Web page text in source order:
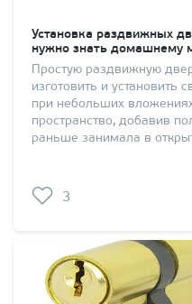
Установка раздвижных
нужно знать домашнему
Простую раздвижную
изготовить и установить
при небольших
пространство, добавив
раньше занимала в
3